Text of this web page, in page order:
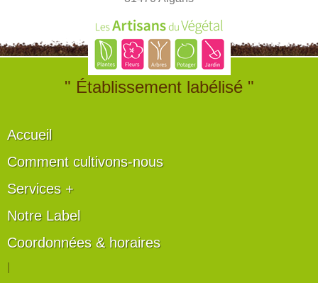
" Établissement labélisé "
Accueil
Comment cultivons-nous
Services +
Notre Label
Coordonnées & horaires